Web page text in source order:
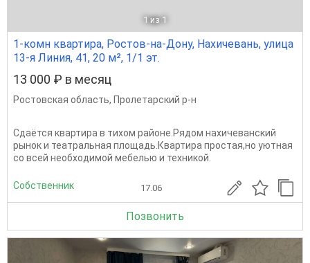
1 из 1
1-комн квартира, Ростов-на-Дону, Нахичевань, улица
13-я Линия, 41, 20 м², 1/1 эт.
13 000 ₽ в месяц
Ростовская область, Пролетарский р-н
Сдаётся квартира в тихом районе.Рядом нахичеванский
рынок и театральная площадь.Квартира простая,но уютная
со всей необходимой мебелью и техникой.
Собственник 17.06
Позвонить